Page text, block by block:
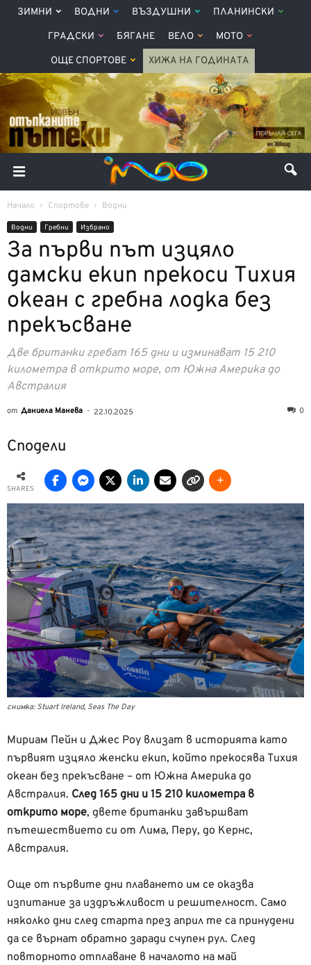
ЗИМНИ ВОДНИ ВЪЗДУШНИ ПЛАНИНСКИ
ГРАДСКИ БЯГАНЕ ВЕЛО МОТО
ОЩЕ СПОРТОВЕ ХИЖА НА ГОДИНАТА
Начало Спортове Водни
Водни Гребни Избрано
За първи път изцяло
дамски екип прекоси Тихия
океан с гребна лодка без
прекъсване
Две британки гребат 165 дни и изминават 15 210
километра в открито море, от Южна Америка до
Австралия
от Даниела Манева - 22.10.2025 0
Сподели
SHARES
снимка: Stuart Ireland, Seas The Day
Мириам Пейн и Джес Роу влизат в историята като
първият изцяло женски екип, който прекосява Тихия
океан без прекъсване – от Южна Америка до
Австралия. След 165 дни и 15 210 километра в
открито море, двете британки завършват
пътешествието си от Лима, Перу, до Кернс,
Австралия.
Още от първите дни плаването им се оказва
изпитание за издръжливост и решителност. Само
няколко дни след старта през април те са принудени
да се върнат обратно заради счупен рул. След
повторното отплаване в началото на май